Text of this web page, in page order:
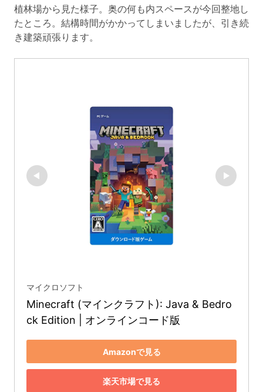
植林場から見た様子。奥の何も内スペースが今回整地し
たところ。結構時間がかかってしまいましたが、引き続
き建築頑張ります。
マイクロソフト
Minecraft (マインクラフト): Java & Bedro
ck Edition | オンラインコード版
Amazonで見る
楽天市場で見る